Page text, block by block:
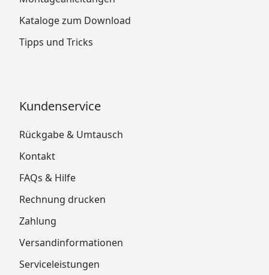
Kataloge zum Download
Tipps und Tricks
Kundenservice
Rückgabe & Umtausch
Kontakt
FAQs & Hilfe
Rechnung drucken
Zahlung
Versandinformationen
Serviceleistungen